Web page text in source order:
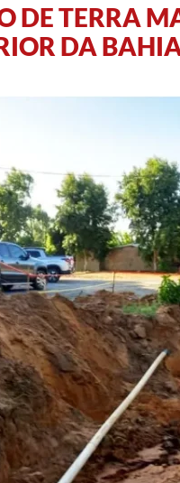
DE TERRA
DA